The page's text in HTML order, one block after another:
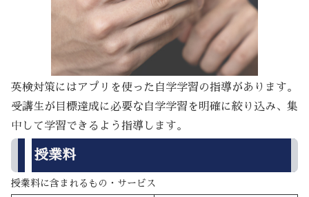
英検対策にはアプリを使った自学学習の指導があります。
受講生が目標達成に必要な自学学習を明確に絞り込み、集
中して学習できるよう指導します。
授業料
授業料に含まれるもの・サービス